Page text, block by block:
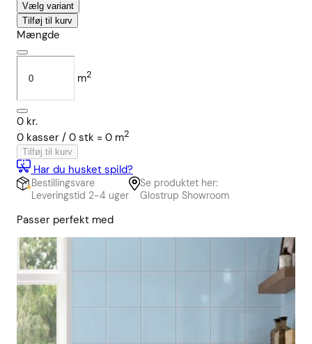
Vælg variant
Tilføj til kurv
Mængde
m2
0 kr.
0 kasser / 0 stk = 0 m2
Tilføj til kurv
Har du husket spild?
Bestillingsvare
Leveringstid 2-4 uger
Se produktet her:
Glostrup Showroom
Passer perfekt med